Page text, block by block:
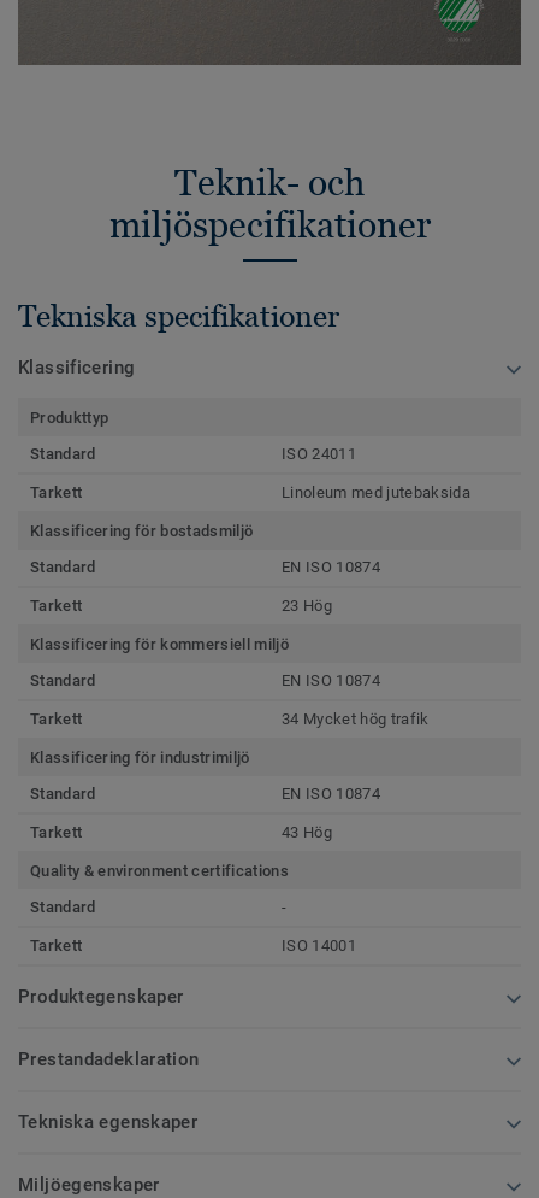
Teknik- och
miljöspecifikationer
Tekniska specifikationer
Klassificering
Produkttyp
Standard
ISO 24011
Tarkett Linoleum med jutebaksida
Klassificering för bostadsmiljö
Standard
EN ISO 10874
Tarkett 23 Hög
Klassificering för kommersiell miljö
Standard
EN ISO 10874
Tarkett 34 Mycket hög trafik
Klassificering för industrimiljö
Standard
EN ISO 10874
Tarkett 43 Hög
Quality & environment certifications
Standard
-
Tarkett ISO 14001
Produktegenskaper
Prestandadeklaration
Tekniska egenskaper
Miljöegenskaper